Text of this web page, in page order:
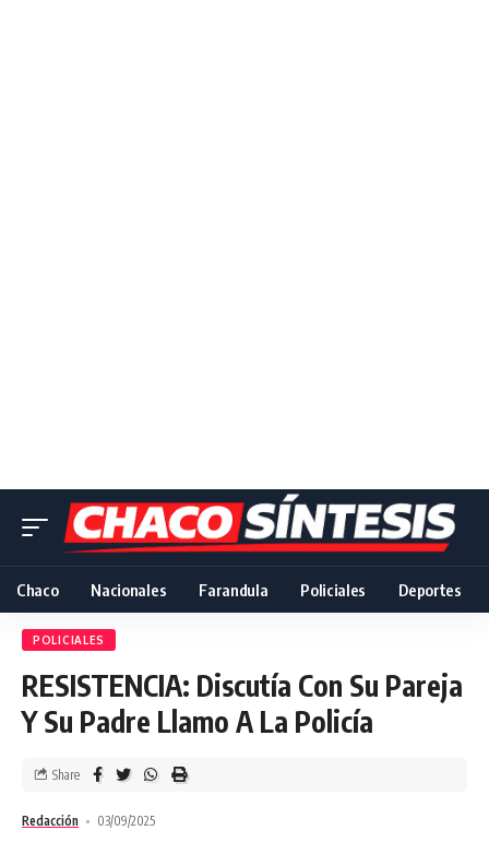
Chaco Nacionales Farandula Policiales Deportes
POLICIALES
RESISTENCIA: Discutía Con Su Pareja
Y Su Padre Llamo A La Policía
Redacción 03/09/2025
Share